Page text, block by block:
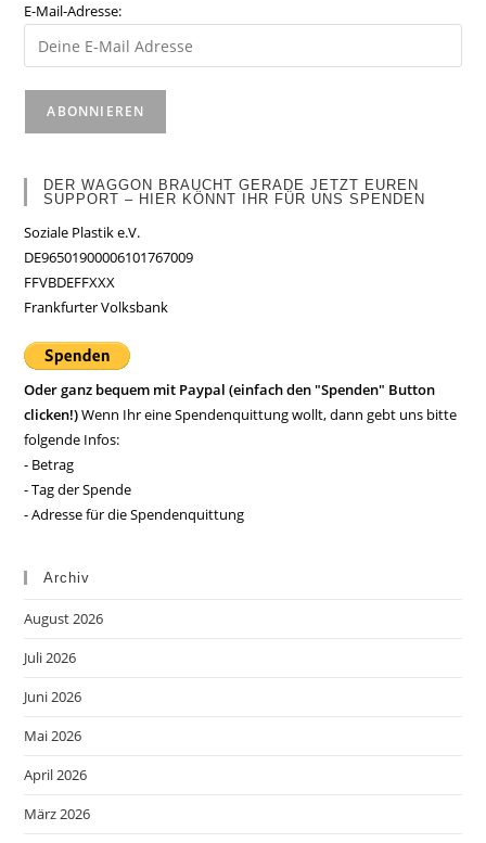
E-Mail-Adresse:
DER WAGGON BRAUCHT GERADE JETZT EUREN
SUPPORT – HIER KÖNNT IHR FÜR UNS SPENDEN
Soziale Plastik e.V.
DE96501900006101767009
FFVBDEFFXXX
Frankfurter Volksbank
Oder ganz bequem mit Paypal (einfach den "Spenden" Button
clicken!)Wenn Ihr eine Spendenquittung wollt, dann gebt uns bitte
folgende Infos:
- Betrag
- Tag der Spende
- Adresse für die Spendenquittung
Archiv
August 2026
Juli 2026
Juni 2026
Mai 2026
April 2026
März 2026